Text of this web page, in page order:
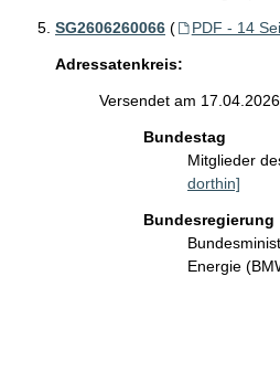
SG2606260066 ( PDF - 14
Adressatenkreis:
Versendet am
Bundestag
Mitglieder
dorthin]
Bundesregierung
Energie